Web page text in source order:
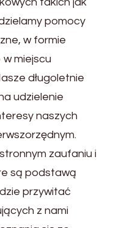
pomocy
w formie
miejscu
długoletnie
udzielenie
naszych
zaufaniu i
są podstawą
przywitać
z nami